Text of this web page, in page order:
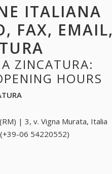
ITALIANA
FAX, EMAIL,
ZINCATURA:
HOURS
| 3, v. Vigna Murata, Italia
06 54220552)